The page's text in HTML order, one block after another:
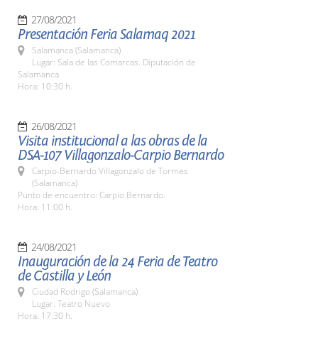
27/08/2021
Presentación Feria Salamaq 2021
Salamanca (Salamanca)
Lugar: Sala de las Comarcas. Diputación de
Salamanca
Hora: 10:30 h.
26/08/2021
Visita institucional a las obras de la
DSA-107 Villagonzalo-Carpio Bernardo
Carpio-Bernardo Villagonzalo de Tormes
(Salamanca)
Punto de encuentro: Carpio Bernardo.
Hora: 11:00 h.
24/08/2021
Inauguración de la 24 Feria de Teatro
de Castilla y León
Ciudad Rodrigo (Salamanca)
Lugar: Teatro Nuevo
Hora: 17:30 h.